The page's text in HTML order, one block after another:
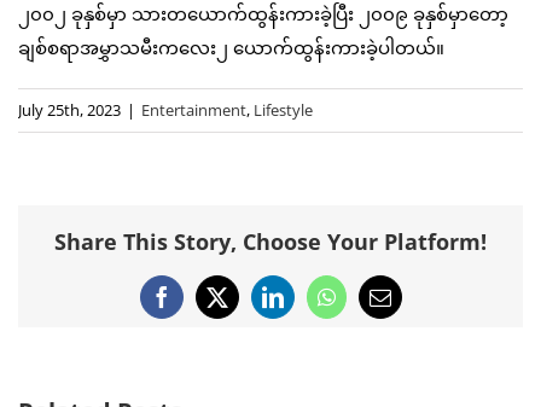
၂၀၀၂ ခုနှစ်မှာ သားတယောက်ထွန်းကားခဲ့ပြီး ၂၀၀၉ ခုနှစ်မှာတော့
ချစ်စရာအမွှာသမီးကလေး၂ ယောက်ထွန်းကားခဲ့ပါတယ်။
July 25th, 2023 | Entertainment, Lifestyle
Share This Story, Choose Your Platform!
Facebook
X LinkedInWhatsApp
Email